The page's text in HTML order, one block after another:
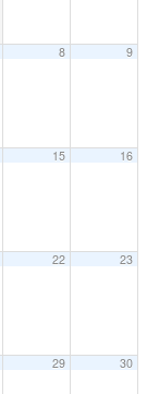
8 9
15 16
22 23
29 30